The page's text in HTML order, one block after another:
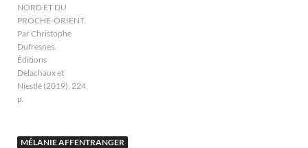
NORD ET DU
PROCHE-ORIENT.
Par Christophe
Dufresnes.
Éditions
Delachaux et
Niestlé (2019), 224
p.
MÉLANIE AFFENTRANGER